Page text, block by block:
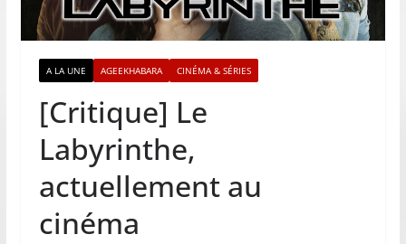
A LA UNE AGEEKHABARA CINÉMA & SÉRIES
[Critique] Le
Labyrinthe,
actuellement au
cinéma